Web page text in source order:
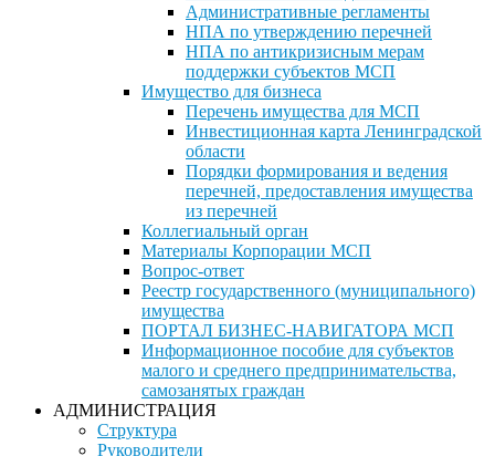
Административные регламенты
НПА по утверждению перечней
НПА по антикризисным мерам
поддержки субъектов МСП
Имущество для бизнеса
Перечень имущества для МСП
Инвестиционная карта Ленинградской
области
Порядки формирования и ведения
перечней, предоставления имущества
из перечней
Коллегиальный орган
Материалы Корпорации МСП
Вопрос-ответ
Реестр государственного (муниципального)
имущества
ПОРТАЛ БИЗНЕС-НАВИГАТОРА МСП
Информационное пособие для субъектов
малого и среднего предпринимательства,
самозанятых граждан
АДМИНИСТРАЦИЯ
Структура
Руководители